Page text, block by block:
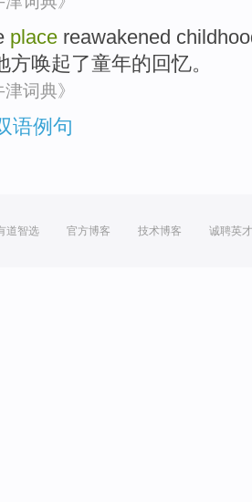
place reawakened
方唤起了童年的 回忆。
津词典》
语例句
道智选 官方博客 技术博客 诚聘英才